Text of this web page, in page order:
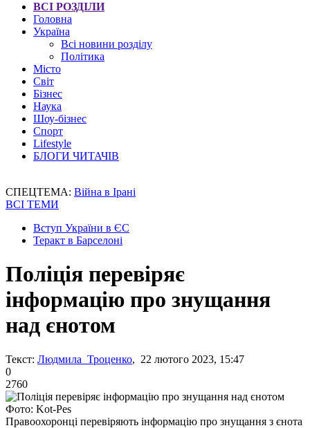
ВСІ РОЗДІЛИ
Головна
Україна
Всі новини розділу
Політика
Місто
Світ
Бізнес
Наука
Шоу-бізнес
Спорт
Lifestyle
БЛОГИ ЧИТАЧІВ
СПЕЦТЕМА: Війна в Ірані
ВСІ ТЕМИ
Вступ України в ЄС
Теракт в Барселоні
Поліція перевіряє
інформацію про знущання
над єнотом
Текст: Людмила Троценко, 22 лютого 2023, 15:47
0
2760
Фото: Kot-Pes
Правоохоронці перевіряють інформацію про знущання з єнота